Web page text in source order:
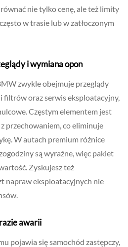
nie tylko cenę, ale też limity
w trasie lub w zatłoczonym
i wymiana opon
zwykle obejmuje przeglądy
filtrów oraz serwis eksploatacyjny,
Częstym elementem jest
przechowaniem, co eliminuje
W autach premium różnice
są wyraźne, więc pakiet
Zyskujesz też
napraw eksploatacyjnych nie
awarii
pojawia się samochód zastępczy,